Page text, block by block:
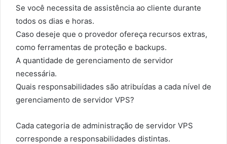
Se você necessita de assistência ao cliente durante
todos os dias e horas.
Caso deseje que o provedor ofereça recursos extras,
como ferramentas de proteção e backups.
A quantidade de gerenciamento de servidor
necessária.
Quais responsabilidades são atribuídas a cada nível de
gerenciamento de servidor VPS?
Cada categoria de administração de servidor VPS
corresponde a responsabilidades distintas.